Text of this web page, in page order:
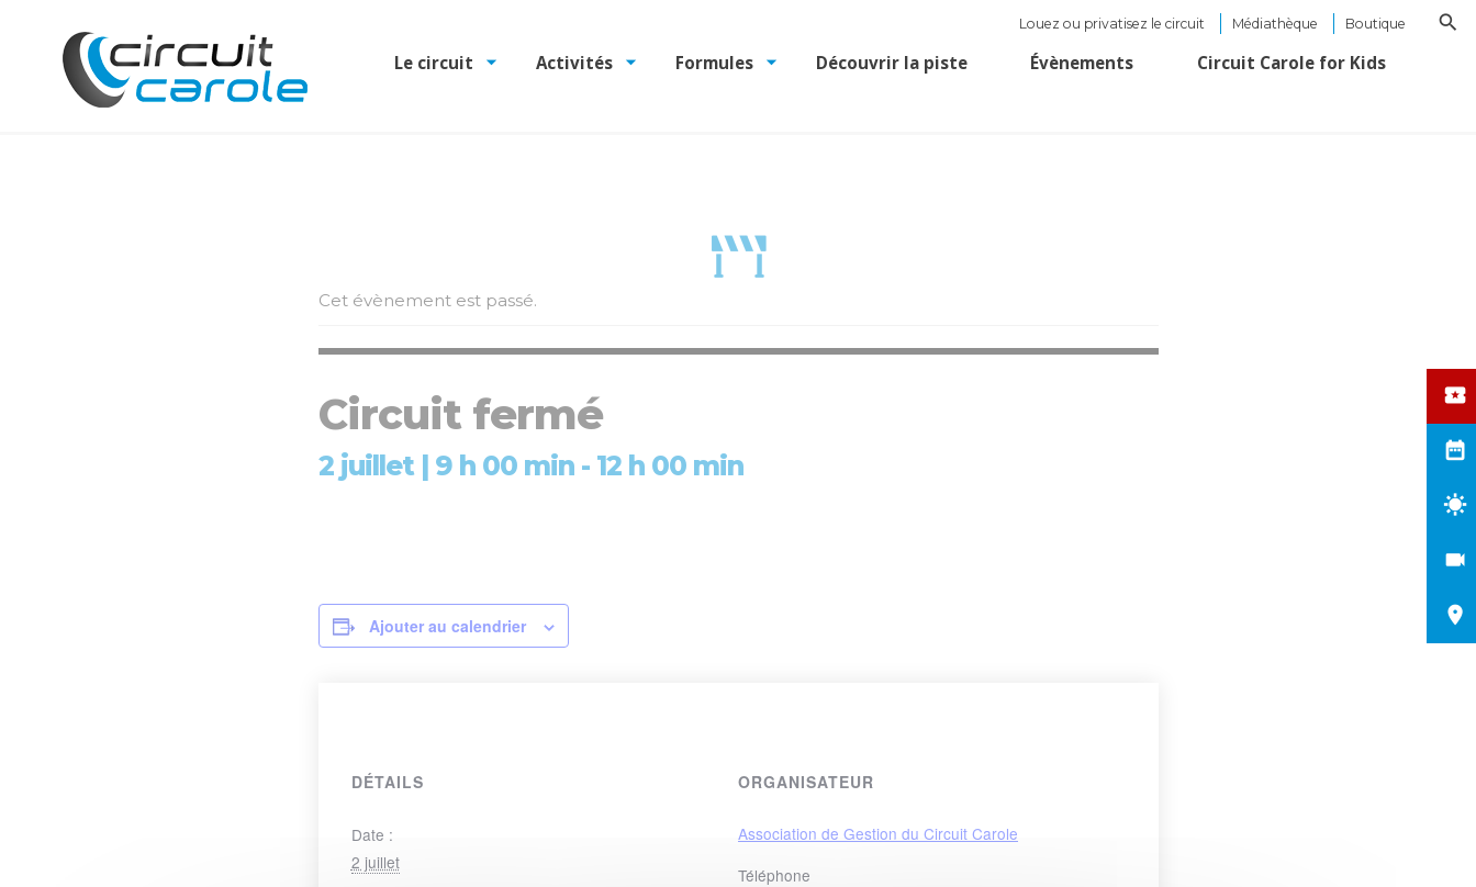
Louez ou privatisez le circuit Médiathèque Boutique
Le circuit Activités Formules Découvrir la piste Évènements Circuit Carole for Kids
Cet évènement est passé.
Circuit fermé
2 juillet | 9 h 00 min- 12 h 00 min
Ajouter au calendrier
DÉTAILS
Date :
2 juillet
ORGANISATEUR
Association de Gestion du Circuit Carole
Téléphone